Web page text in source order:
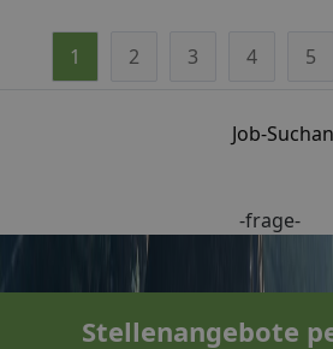
1 2 3 4 5
Job-
-frage-
Stellenangebote